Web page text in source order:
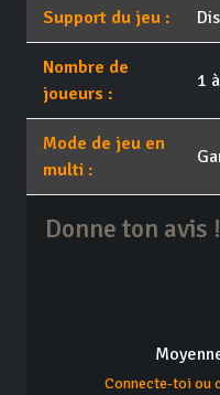
Support du jeu :
Nombre de
joueurs :
1
Mode de jeu en
multi :
Donne ton avis !
Connecte-toi ou